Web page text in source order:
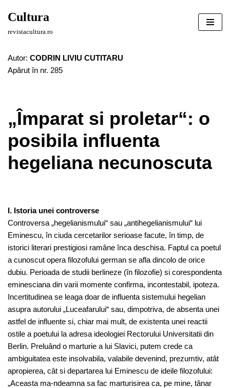
Sari
Cultura
revistacultura.ro
Autor: CODRIN LIVIU CUTITARU
Apărut în nr. 285
„Împarat si proletar“: o
posibila influenta
hegeliana necunoscuta
I. Istoria unei controverse
Controversa „hegelianismului“ sau „antihegelianismului“ lui
Eminescu, în ciuda cercetarilor serioase facute, în timp, de
istorici literari prestigiosi ramâne înca deschisa. Faptul ca poetul
a cunoscut opera filozofului german se afla dincolo de orice
dubiu. Perioada de studii berlineze (în filozofie) si corespondenta
eminesciana din varii momente confirma, incontestabil, ipoteza.
Incertitudinea se leaga doar de influenta sistemului hegelian
asupra autorului „Luceafarului“ sau, dimpotriva, de absenta unei
astfel de influente si, chiar mai mult, de existenta unei reactii
ostile a poetului la adresa ideologiei Rectorului Universitatii din
Berlin. Preluând o marturie a lui Slavici, putem crede ca
ambiguitatea este insolvabila, valabile devenind, prezumtiv, atât
apropierea, cât si departarea lui Eminescu de ideile filozofului:
„Aceasta ma-ndeamna sa fac marturisirea ca, pe mine, tânar